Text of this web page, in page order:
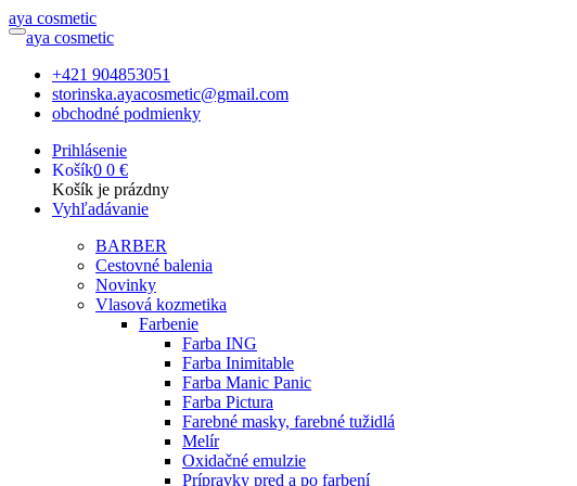
aya cosmetic
aya cosmetic
+421 904853051
storinska.ayacosmetic@gmail.com
obchodné podmienky
Prihlásenie
Košík0 0 €
Košík je prázdny
Vyhľadávanie
BARBER
Cestovné balenia
Novinky
Vlasová kozmetika
Farbenie
Farba ING
Farba Inimitable
Farba Manic Panic
Farba Pictura
Farebné masky, farebné tužidlá
Melír
Oxidačné emulzie
Prípravky pred a po farbení